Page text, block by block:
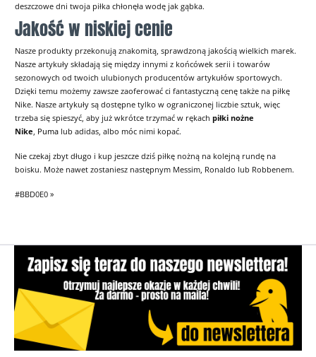
deszczowe dni twoja piłka chłonęła wodę jak gąbka.
Jakość w niskiej cenie
Nasze produkty przekonują znakomitą, sprawdzoną jakością wielkich marek.
Nasze artykuły składają się między innymi z końcówek serii i towarów
sezonowych od twoich ulubionych producentów artykułów sportowych.
Dzięki temu możemy zawsze zaoferować ci fantastyczną cenę także na piłkę
Nike. Nasze artykuły są dostępne tylko w ograniczonej liczbie sztuk, więc
trzeba się spieszyć, aby już wkrótce trzymać w rękach piłki nożne
Nike Puma lub adidas, albo móc nimi kopać.
Nie czekaj zbyt długo i kup jeszcze dziś piłkę nożną na kolejną rundę na
boisku. Może nawet zostaniesz następnym Messim, Ronaldo lub Robbenem.
#BBD0E0 »